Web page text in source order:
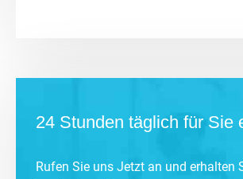
24 Stunden täglich für Sie
Rufen Sie uns Jetzt an und erhalten